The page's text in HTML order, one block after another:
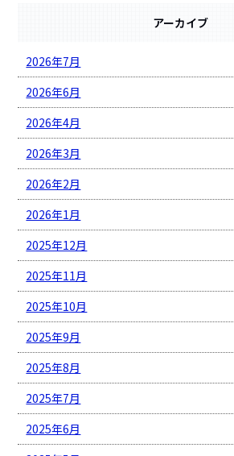
アーカイブ
2026年7月
2026年6月
2026年4月
2026年3月
2026年2月
2026年1月
2025年12月
2025年11月
2025年10月
2025年9月
2025年8月
2025年7月
2025年6月